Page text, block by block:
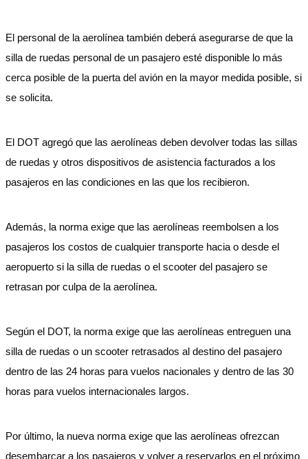
El personal de la aerolínea también deberá asegurarse de que la
silla de ruedas personal de un pasajero esté disponible lo más
cerca posible de la puerta del avión en la mayor medida posible, si
se solicita.
El DOT agregó que las aerolíneas deben devolver todas las sillas
de ruedas y otros dispositivos de asistencia facturados a los
pasajeros en las condiciones en las que los recibieron.
Además, la norma exige que las aerolíneas reembolsen a los
pasajeros los costos de cualquier transporte hacia o desde el
aeropuerto si la silla de ruedas o el scooter del pasajero se
retrasan por culpa de la aerolínea.
Según el DOT, la norma exige que las aerolíneas entreguen una
silla de ruedas o un scooter retrasados al destino del pasajero
dentro de las 24 horas para vuelos nacionales y dentro de las 30
horas para vuelos internacionales largos.
Por último, la nueva norma exige que las aerolíneas ofrezcan
desembarcar a los pasajeros y volver a reservarlos en el próximo